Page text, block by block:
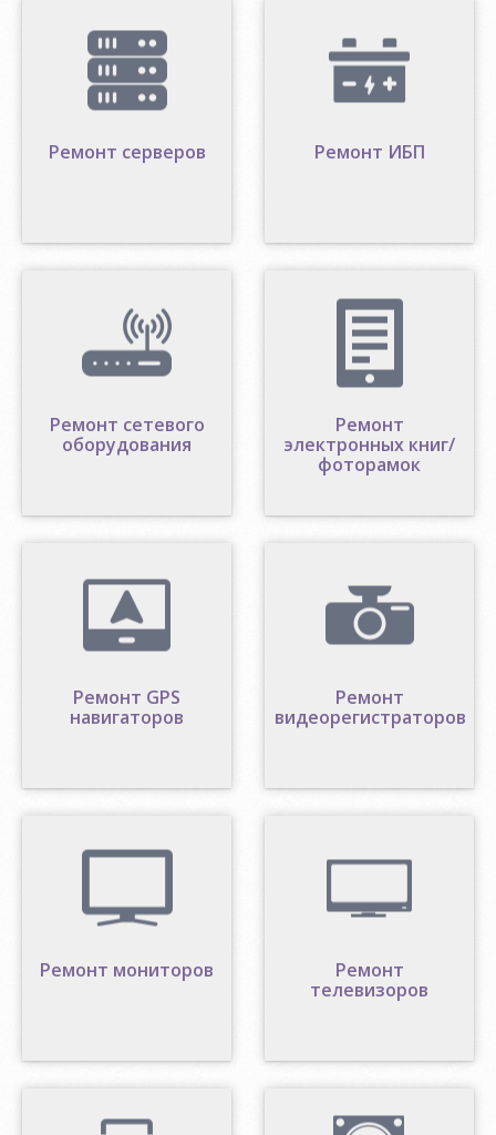
Ремонт серверов Ремонт ИБП
Ремонт сетевого
оборудования
Ремонт
электронных книг/
фоторамок
Ремонт GPS
навигаторов
Ремонт
видеорегистраторов
Ремонт мониторов
Ремонт
телевизоров